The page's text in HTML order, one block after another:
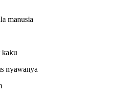
manusia
kaku
nyawanya